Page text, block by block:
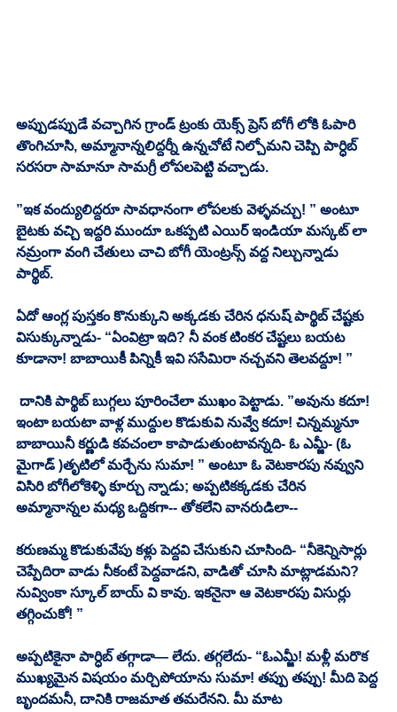
అప్పుడప్పుడే వచ్చాగిన గ్రాండ్ ట్రంకు యెక్స్ ప్రెస్ బోగీ లోకి ఓపారి
తొంగిచూసి, అమ్మానాన్నలిద్దర్నీ ఉన్నచోటే నిల్చోమని చెప్పి పార్ధిబ్
సరసరా సామానూ సామగ్రీ లోపలపెట్టి వచ్చాడు.
”ఇక వంద్యులిద్దరూ సావధానంగా లోపలకు వెళ్ళవచ్చు! ” అంటూ
బైటకు వచ్చి ఇద్దరి ముందూ ఒకప్పటి ఎయిర్ ఇండియా మస్కట్ లా
నమ్రంగా వంగి చేతులు చాచి బోగీ యెంట్రన్స్ వద్ద నిల్చున్నాడు
పార్థిబ్.
ఏదో ఆంగ్ల పుస్తకం కొనుక్కుని అక్కడకు చేరిన ధనుష్ పార్థిబ్ చేష్టకు
విసుక్కున్నాడు- “ఏంవిట్రా ఇది? నీ వంక టింకర చేష్టలు బయట
కూడానా! బాబాయికీ పిన్నికీ ఇవి ససేమిరా నచ్చవని తెలవద్దూ! ”
దానికి పార్థిబ్ బుగ్గలు పూరించేలా ముఖం పెట్టాడు. ”అవును కదూ!
ఇంటా బయటా వాళ్ల ముద్దుల కొడుకువి నువ్వే కదూ! చిన్నమ్మనూ
బాబాయినీ కర్ణుడి కవచంలా కాపాడుతుంటావన్నది- ఓ ఎమ్జీ- (ఓ
మైగాడ్ )తృటిలో మర్చేను సుమా! ” అంటూ ఓ వెటకారపు నవ్వుని
విసిరి బోగీలోకెళ్ళి కూర్చు న్నాడు; అప్పటికక్కడకు చేరిన
అమ్మానాన్నల మధ్య ఒద్దికగా-- తోకలేని వానరుడిలా--
కరుణమ్మ కొడుకువేపు కళ్లు పెద్దవి చేసుకుని చూసింది- “నీకెన్నిసార్లు
చెప్పేదిరా వాడు నీకంటే పెద్దవాడని, వాడితో చూసి మాట్లాడమని?
నువ్వింకా స్కూల్ బాయ్ వి కావు. ఇకనైనా ఆ వెటకారపు విసుర్లు
తగ్గించుకో! ”
అప్పటికైనా పార్ధిబ్ తగ్గాడా— లేదు. తగ్గలేదు- “ఓఎమ్జీ! మళ్లీ మరొక
ముఖ్యమైన విషయం మర్చిపోయాను సుమా! తప్పు తప్పు! మీది పెద్ద
బృందమనీ, దానికి రాజమాత తమరేనని. మీ మాట